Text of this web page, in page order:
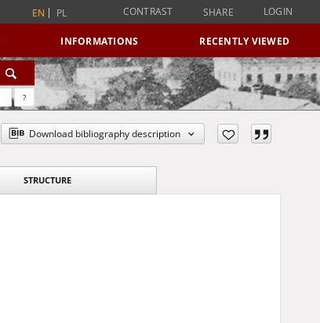
EN PL CONTRAST SHARE LOGIN
INFORMATIONS RECENTLY VIEWED
?
Download bibliography description
STRUCTURE